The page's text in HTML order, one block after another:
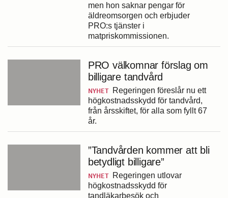
men hon saknar pengar för
äldreomsorgen och erbjuder
PRO:s tjänster i
matpriskommissionen.
PRO välkomnar förslag om
billigare tandvård
NYHET Regeringen föreslår nu ett
högkostnadsskydd för tandvård,
från årsskiftet, för alla som fyllt 67
år.
”Tandvården kommer att bli
betydligt billigare”
NYHET Regeringen utlovar
högkostnadsskydd för
tandläkarbesök och